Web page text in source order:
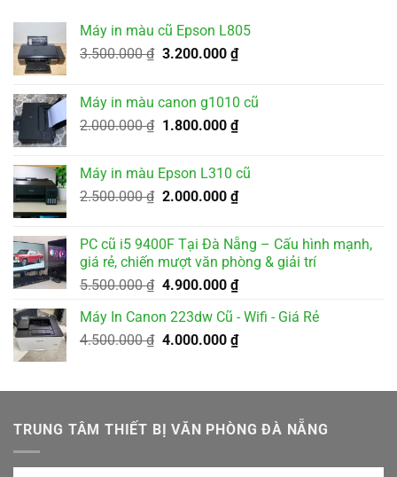
Máy in màu cũ Epson L805
3.500.000₫ Giá
3.500.000 ₫.
3.200.000 ₫Giá
là:
3.200.000 ₫.
Máy in màu canon g1010 cũ
2.000.000₫ Giá
2.000.000 ₫.
1.800.000 ₫Giá
tại
là:
1.800.000 ₫.
Máy in màu Epson L310 cũ
2.500.000₫ Giá
2.500.000 ₫.
2.000.000 ₫Giá
tại
là:
2.000.000 ₫.
PC cũ i5 9400F Tại Đà Nẵng – Cấu hình mạnh,
giá rẻ, chiến mượt văn phòng & giải trí
5.500.000₫ Giá
là:
5.500.000 ₫.
4.900.000 ₫Giá
tại
là:
Máy In Canon 223dw Cũ - Wifi - Giá Rẻ
4.500.000₫ Giá
4.500.000 ₫.
4.000.000 ₫Giá
là:
TRUNG TÂM THIẾT BỊ VĂN PHÒNG ĐÀ NẴNG